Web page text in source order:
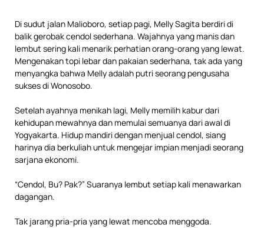
Di sudut jalan Malioboro, setiap pagi, Melly Sagita berdiri di
balik gerobak cendol sederhana. Wajahnya yang manis dan
lembut sering kali menarik perhatian orang-orang yang lewat.
Mengenakan topi lebar dan pakaian sederhana, tak ada yang
menyangka bahwa Melly adalah putri seorang pengusaha
sukses di Wonosobo.
Setelah ayahnya menikah lagi, Melly memilih kabur dari
kehidupan mewahnya dan memulai semuanya dari awal di
Yogyakarta. Hidup mandiri dengan menjual cendol, siang
harinya dia berkuliah untuk mengejar impian menjadi seorang
sarjana ekonomi.
“Cendol, Bu? Pak?” Suaranya lembut setiap kali menawarkan
dagangan.
Tak jarang pria-pria yang lewat mencoba menggoda.